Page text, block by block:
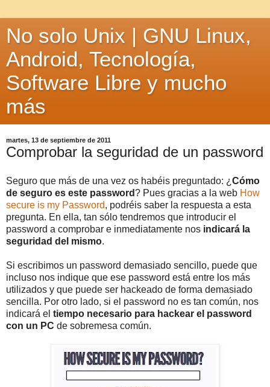
No solo Unix | GNU Linux,
Android, Tecnología,
Software Libre y mucho
más
martes, 13 de septiembre de 2011
Comprobar la seguridad de un password
Seguro que más de una vez os habéis preguntado: ¿ Cómo
de seguro es este password? Pues gracias a la web How
secure is my Password, podréis saber la respuesta a esta
pregunta. En ella, tan sólo tendremos que introducir el
password a comprobar e inmediatamente nos indicará la
seguridad del mismo.
Si escribimos un password demasiado sencillo, puede que
incluso nos indique que ese password está entre los más
utilizados y que puede ser hackeado de forma demasiado
sencilla. Por otro lado, si el password no es tan común, nos
indicará el tiempo necesario para hackear el password
con un PC de sobremesa común.